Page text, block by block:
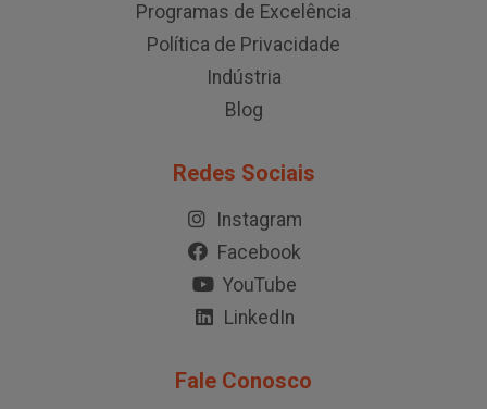
Programas de Excelência
Política de Privacidade
Indústria
Blog
Redes Sociais
Instagram
Facebook
YouTube
LinkedIn
Fale Conosco